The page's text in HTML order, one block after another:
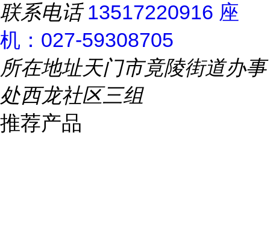
联系电话13517220916 座
机：027-59308705
所在地址天门市竟陵街道办事
处西龙社区三组
推荐产品